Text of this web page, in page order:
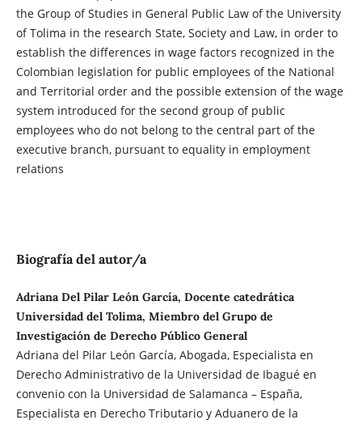
the Group of Studies in General Public Law of the University
of Tolima in the research State, Society and Law, in order to
establish the differences in wage factors recognized in the
Colombian legislation for public employees of the National
and Territorial order and the possible extension of the wage
system introduced for the second group of public
employees who do not belong to the central part of the
executive branch, pursuant to equality in employment
relations
Biografía del autor/a
Adriana Del Pilar León García, Docente catedrática
Universidad del Tolima, Miembro del Grupo de
Investigación de Derecho Público General
Adriana del Pilar León García, Abogada, Especialista en
Derecho Administrativo de la Universidad de Ibagué en
convenio con la Universidad de Salamanca – España,
Especialista en Derecho Tributario y Aduanero de la